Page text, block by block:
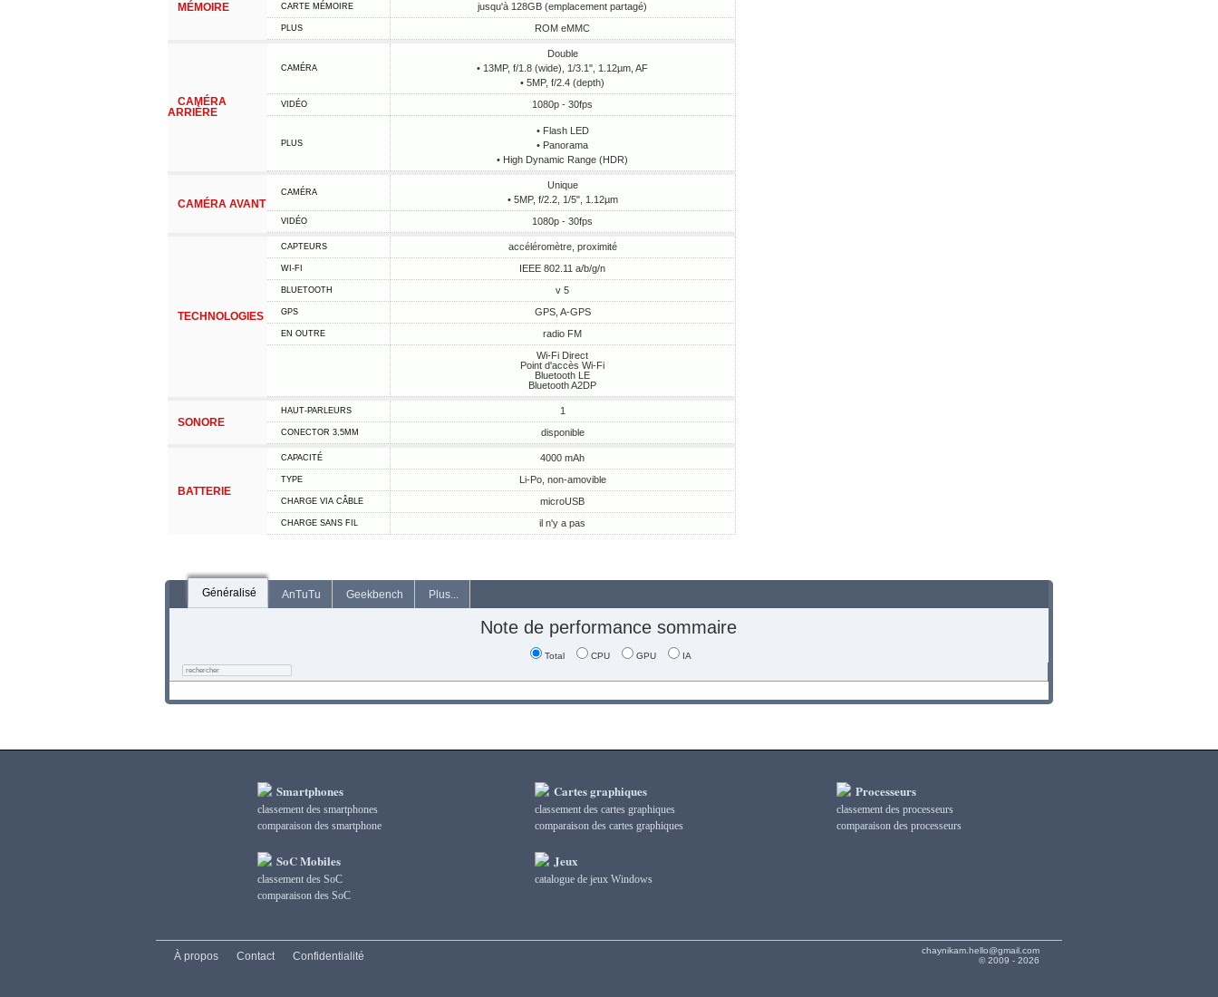
MÉMOIRE CARTE MÉMOIRE jusqu'à 128GB (emplacement partagé)
PLUS ROM eMMC
CAMÉRA
ARRIÈRE
CAMÉRA
Double
• 13MP, f/1.8 (wide), 1/3.1", 1.12µm, AF
• 5MP, f/2.4 (depth)
VIDÉO 1080p - 30fps
PLUS
• Flash LED
• Panorama
• High Dynamic Range (HDR)
CAMÉRA AVANT
CAMÉRA
Unique
• 5MP, f/2.2, 1/5", 1.12µm
VIDÉO 1080p - 30fps
TECHNOLOGIES
CAPTEURS accéléromètre, proximité
WI-FI IEEE 802.11 a/b/g/n
BLUETOOTH v 5
GPS GPS, A-GPS
EN OUTRE
radio FM
Wi-Fi Direct
Point d'accès Wi-Fi
Bluetooth LE
Bluetooth A2DP
SONORE
HAUT-PARLEURS 1
CONECTOR 3,5MM disponible
BATTERIE
CAPACITÉ 4000 mAh
TYPE Li-Po, non-amovible
CHARGE VIA CÂBLE microUSB
CHARGE SANS FIL il n'y a pas
Généralisé AnTuTu Geekbench Plus...
Note de performance sommaire
Total CPU GPU IA
Smartphones
classement des smartphones
сomparaison des smartphone
SoC Mobiles
classement des SoC
сomparaison des SoC
Cartes graphiques
classement des cartes graphiques
сomparaison des cartes graphiques
Jeux
catalogue de jeux Windows
Processeurs
classement des processeurs
сomparaison des processeurs
chaynikam.hello@gmail.com
© 2009 - 2026
À propos Contact Confidentialité